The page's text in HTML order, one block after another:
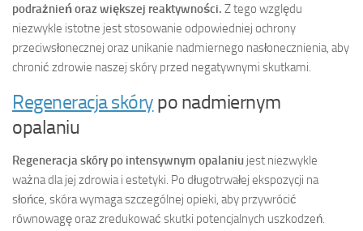
podrażnień oraz większej reaktywności. Z tego względu
niezwykle istotne jest stosowanie odpowiedniej ochrony
przeciwsłonecznej oraz unikanie nadmiernego nasłonecznienia, aby
chronić zdrowie naszej skóry przed negatywnymi skutkami.
Regeneracja skóry po nadmiernym
opalaniu
Regeneracja skóry po intensywnym opalaniu jest niezwykle
ważna dla jej zdrowia i estetyki. Po długotrwałej ekspozycji na
słońce, skóra wymaga szczególnej opieki, aby przywrócić
równowagę oraz zredukować skutki potencjalnych uszkodzeń.